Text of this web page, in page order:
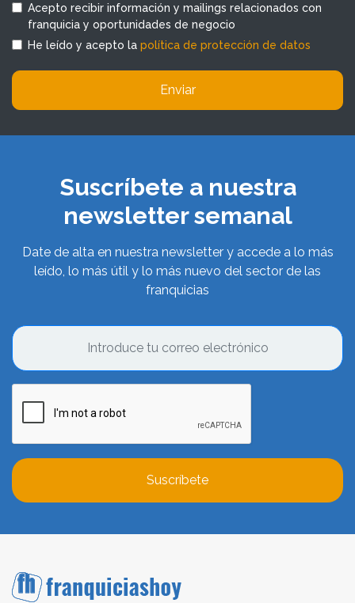
Acepto recibir información y mailings relacionados con
franquicia y oportunidades de negocio
He leído y acepto la política de protección de datos
Enviar
Suscríbete a nuestra
newsletter semanal
Date de alta en nuestra newsletter y accede a lo más
leído, lo más útil y lo más nuevo del sector de las
franquicias
Suscríbete